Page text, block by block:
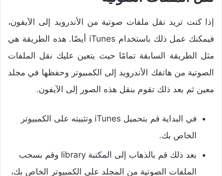
إذا كنت تريد نقل ملفات صوتية من الأندرويد إلى الآيفون،
فيمكنك عمل ذلك باستخدام iTunes أيضًا.
هذه الطريقة هي
مثل الطريقة السابقة تمامًا حيث يتعين عليك نقل الملفات
الصوتية من هاتفك الأندرويد إلى الكمبيوتر وحفظها في مجلد
معين ثم بعد ذلك تقوم بنقل هذه الصور إلى الآيفون.
في البداية قم بتحميل iTunes
وتثبيته على الكمبيوتر
الخاص بك.
بعد ذلك قم بالذهاب إلى المكتبة library وقم بسحب
الملفات الصوتية من المجلد على الكمبيوتر الخاص بك،